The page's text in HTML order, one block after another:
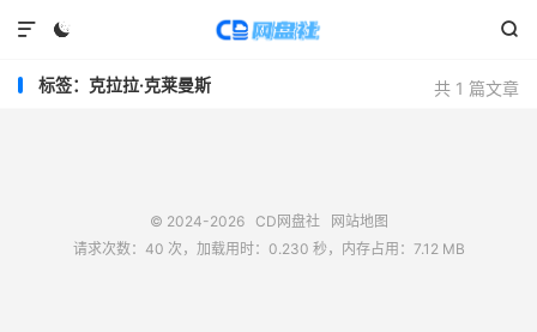
 

共 1 篇文章
标签：克拉拉·克莱曼斯
© 2024-2026 CD网盘社
网站地图
请求次数：40 次，加载用时：0.230 秒，内存占用：7.12 MB